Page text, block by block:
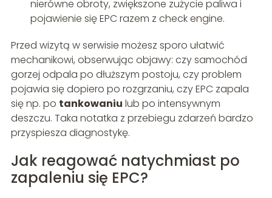
nierówne obroty, zwiększone zużycie paliwa i
pojawienie się EPC razem z check engine.
Przed wizytą w serwisie możesz sporo ułatwić
mechanikowi, obserwując objawy: czy samochód
gorzej odpala po dłuższym postoju, czy problem
pojawia się dopiero po rozgrzaniu, czy EPC zapala
się np. po tankowaniu lub po intensywnym
deszczu. Taka notatka z przebiegu zdarzeń bardzo
przyspiesza diagnostykę.
Jak reagować natychmiast po
zapaleniu się EPC?